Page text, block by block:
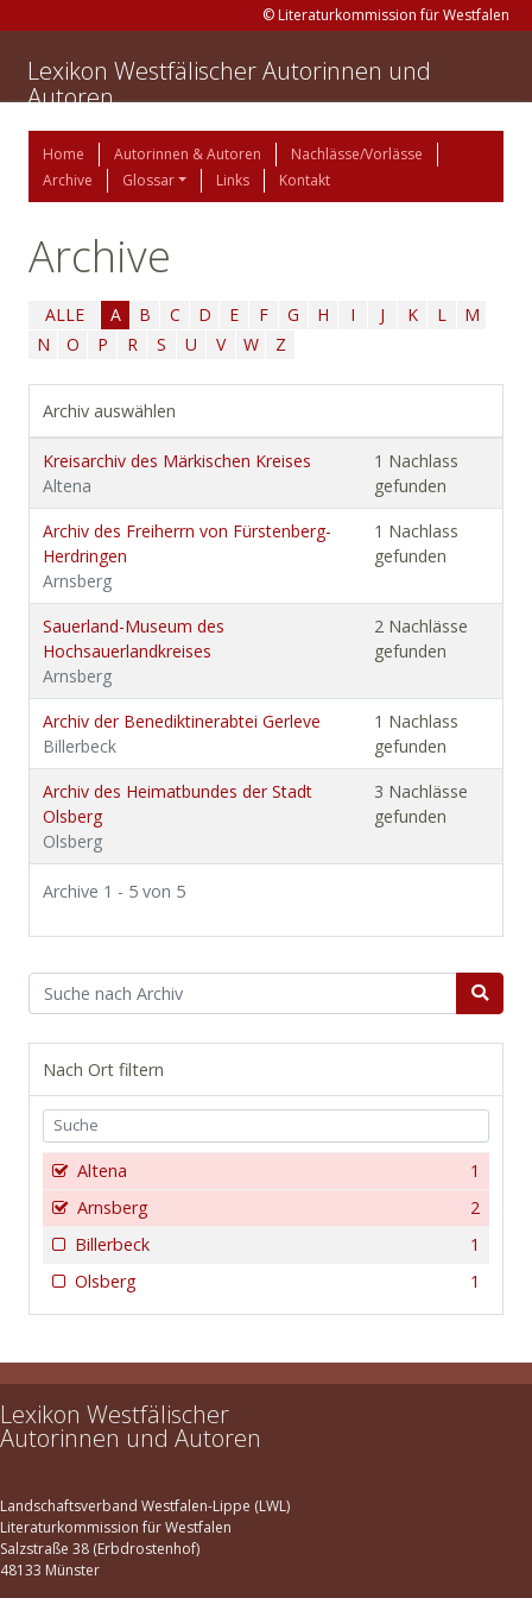
© Literaturkommission für Westfalen
Lexikon Westfälischer Autorinnen und
Autoren
Home Autorinnen & Autoren
Nachlässe/Vorlässe
Archive
Glossar Links Kontakt
Archive
ALLE A B C D E F G H I J K L
M
N
O P R S U V W Z
Archiv auswählen
Kreisarchiv des Märkischen Kreises
Altena
1 Nachlass
gefunden
Archiv des Freiherrn von Fürstenberg-
Herdringen
Arnsberg
1 Nachlass
gefunden
Sauerland-Museum des
Hochsauerlandkreises
Arnsberg
2 Nachlässe
gefunden
Archiv der Benediktinerabtei Gerleve
Billerbeck
1 Nachlass
gefunden
Archiv des Heimatbundes der Stadt
Olsberg
Olsberg
3 Nachlässe
gefunden
Archive 1 - 5 von 5
Nach Ort filtern
1
Altena
2
Arnsberg
1
Billerbeck
1
Olsberg
Lexikon Westfälischer
Autorinnen und Autoren
Landschaftsverband Westfalen-Lippe (LWL)
Literaturkommission für Westfalen
Salzstraße 38 (Erbdrostenhof)
48133 Münster